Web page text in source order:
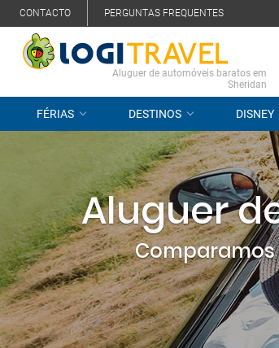
CONTACTO PERGUNTAS FREQUENTES
Aluguer de automóveis baratos em
Sheridan
FÉRIAS DESTINOS DISNEY
Aluguer